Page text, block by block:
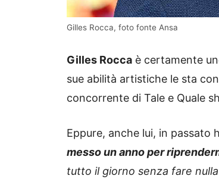
Gilles Rocca, foto fonte Ansa
Gilles Rocca è certamente
sue abilità artistiche le sta
concorrente di Tale e Quale
Eppure, anche lui, in passato
messo un anno per
tutto il giorno senza fare